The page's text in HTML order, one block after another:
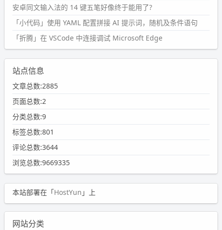
安卓同文输入法的 14 键五笔好像终于能用了?
「小代码」使用 YAML 配置拼接 AI 提示词，随机及条件语句
「折腾」在 VSCode 中连接调试 Microsoft Edge
站点信息
文章总数:2885
页面总数:2
分类总数:9
标签总数:801
评论总数:3644
浏览总数:9669335
本站部署在「HostYun 」上
网站分类